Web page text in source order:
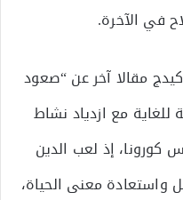
في الآخرة.
مقالا آخر عن “صعود
للغاية مع ازدياد نشاط
كورونا، إذ لعب الدين
واستعادة معنى الحياة،